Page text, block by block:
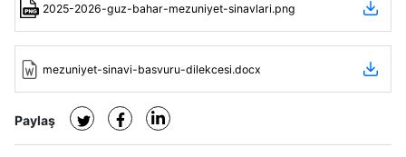
2025-2026-guz-bahar-mezuniyet-sinavlari.png
mezuniyet-sinavi-basvuru-dilekcesi.docx
Paylaş